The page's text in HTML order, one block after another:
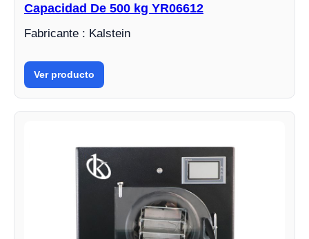
Capacidad De 500 kg YR06612
Fabricante : Kalstein
Ver producto